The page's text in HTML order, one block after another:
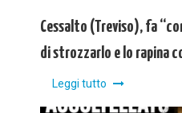
Cessalto (Treviso), fa
di strozzarlo e lo rapina
Leggi tutto